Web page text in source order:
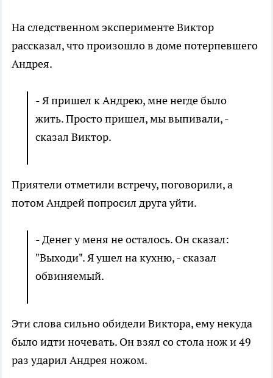
На следственном эксперименте Виктор
рассказал, что произошло в доме потерпевшего
Андрея.
- Я пришел к Андрею, мне негде было
жить. Просто пришел, мы выпивали, -
сказал Виктор.
Приятели отметили встречу, поговорили, а
потом Андрей попросил друга уйти.
- Денег у меня не осталось. Он сказал:
"Выходи". Я ушел на кухню, - сказал
обвиняемый.
Эти слова сильно обидели Виктора, ему некуда
было идти ночевать. Он взял со стола нож и 49
раз ударил Андрея ножом.